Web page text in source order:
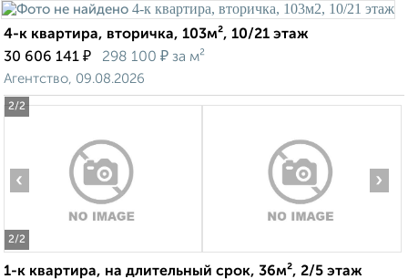
2/2
4-к квартира, вторичка, 103м², 10/21 этаж
30 606 141 ₽ 298 100 ₽ за м²
Агентство, 09.08.2026
2/2
‹ ›
1-к квартира, на длительный срок, 36м², 2/5 этаж